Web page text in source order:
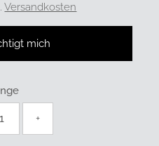
Versandkosten
mich
+